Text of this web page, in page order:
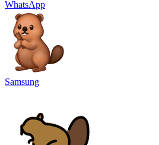
WhatsApp
Samsung